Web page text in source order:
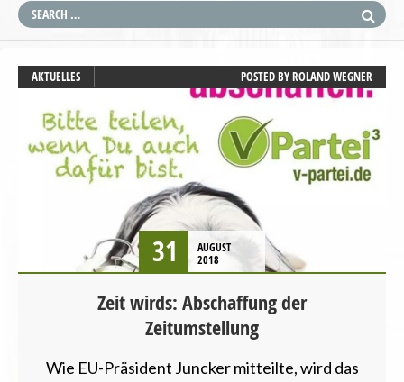
AKTUELLES POSTED BYROLAND WEGNER
31
AUGUST
2018
Zeit wirds: Abschaffung der
Zeitumstellung
Wie EU-Präsident Juncker mitteilte, wird das